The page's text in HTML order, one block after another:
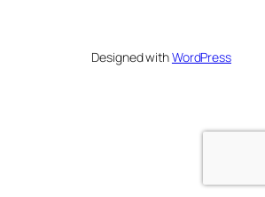
Designed withWordPress